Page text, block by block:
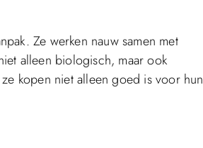
Ze werken nauw samen met
alleen biologisch, maar ook
kopen niet alleen goed is voor hun